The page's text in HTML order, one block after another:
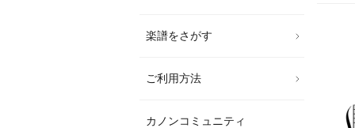
楽譜をさがす
ご利用方法
カノンコミュニティ